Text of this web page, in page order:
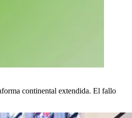
continental extendida. El fallo